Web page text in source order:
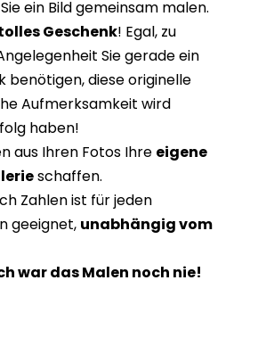
ein Bild gemeinsam malen.
Geschenk! Egal, zu
Sie gerade ein
benötigen, diese originelle
Aufmerksamkeit wird
haben!
aus Ihren Fotos Ihre eigene
schaffen.
Zahlen ist für jeden
geeignet, unabhängig vom
war das Malen noch nie!